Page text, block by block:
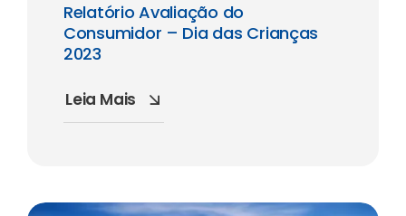
Relatório Avaliação do
Consumidor – Dia das Crianças
2023
Leia Mais